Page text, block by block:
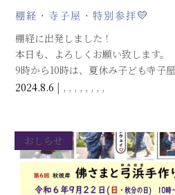
棚経・寺子屋・特別参拝💛
2024.8.6 | , , , , , , , ,
棚経に出発しました！
本日も、よろしくお願い致します。
9時から10時は、夏休み子ども寺子屋
ご本堂では、終日、「浄土宗開宗
おしらせ